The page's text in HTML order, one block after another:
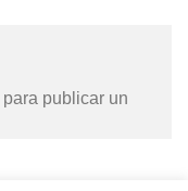
para publicar un